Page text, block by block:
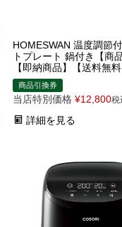
HOMESWAN 温度調節
トプレート 鍋付き【商
【即納商品】【送料無料
商品引換券
当店特別価格 ¥12,800税
詳細を見る